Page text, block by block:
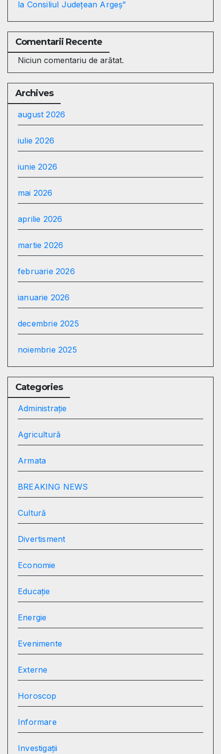
la Consiliul Județean Argeș”
Comentarii Recente
Niciun comentariu de arătat.
Archives
august 2026
iulie 2026
iunie 2026
mai 2026
aprilie 2026
martie 2026
februarie 2026
ianuarie 2026
decembrie 2025
noiembrie 2025
Categories
Administrație
Agricultură
Armata
BREAKING NEWS
Cultură
Divertisment
Economie
Educație
Energie
Evenimente
Externe
Horoscop
Informare
Investigații